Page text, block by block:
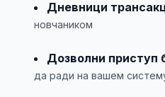
Дневници
новчаником
Дозволни приступ
да ради на вашем